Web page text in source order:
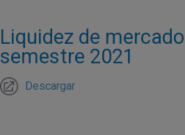
Liquidez de
semestre 2021
Descargar